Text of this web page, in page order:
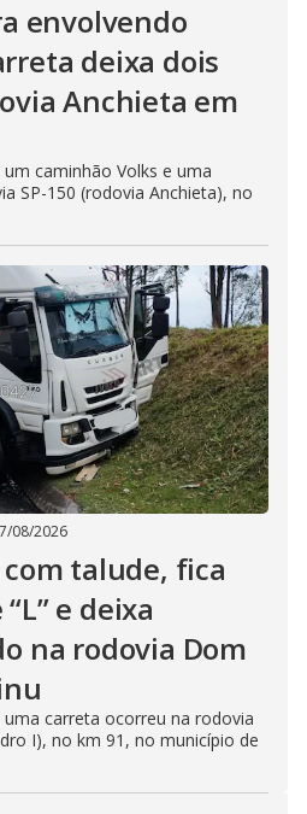
envolvendo
deixa dois
Anchieta em
caminhão Volks e uma
SP-150 (rodovia Anchieta), no
08/2026
talude, fica
e deixa
na rodovia Dom
carreta ocorreu na rodovia
I), no km 91, no município de